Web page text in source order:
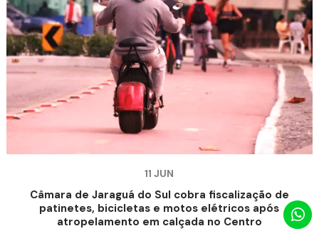
11 JUN
Câmara de Jaraguá do Sul cobra fiscalização de
patinetes, bicicletas e motos elétricos após
atropelamento em calçada no Centro